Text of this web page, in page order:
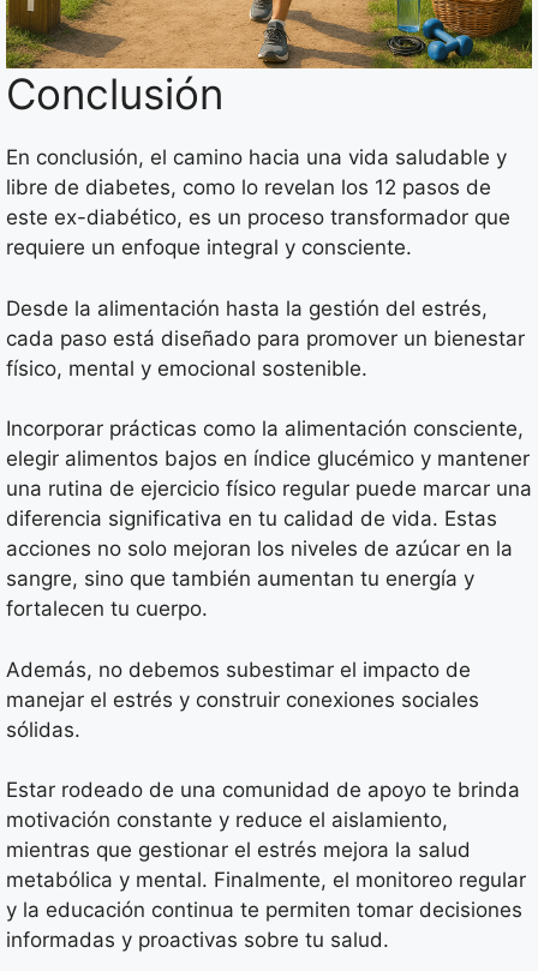
Conclusión
En conclusión, el camino hacia una vida saludable y
libre de diabetes, como lo revelan los 12 pasos de
este ex-diabético, es un proceso transformador que
requiere un enfoque integral y consciente.
Desde la alimentación hasta la gestión del estrés,
cada paso está diseñado para promover un bienestar
físico, mental y emocional sostenible.
Incorporar prácticas como la alimentación consciente,
elegir alimentos bajos en índice glucémico y mantener
una rutina de ejercicio físico regular puede marcar una
diferencia significativa en tu calidad de vida. Estas
acciones no solo mejoran los niveles de azúcar en la
sangre, sino que también aumentan tu energía y
fortalecen tu cuerpo.
Además, no debemos subestimar el impacto de
manejar el estrés y construir conexiones sociales
sólidas.
Estar rodeado de una comunidad de apoyo te brinda
motivación constante y reduce el aislamiento,
mientras que gestionar el estrés mejora la salud
metabólica y mental. Finalmente, el monitoreo regular
y la educación continua te permiten tomar decisiones
informadas y proactivas sobre tu salud.